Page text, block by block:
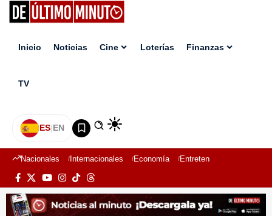
Inicio Noticias Cine Loterías Finanzas
TV
ES|EN
Nacionales Internacionales Economía Entretenimiento